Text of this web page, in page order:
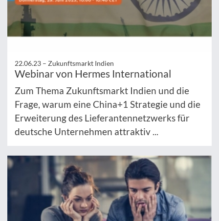
22.06.23 – Zukunftsmarkt Indien
Webinar von Hermes International
Zum Thema Zukunftsmarkt Indien und die
Frage, warum eine China+1 Strategie und die
Erweiterung des Lieferantennetzwerks für
deutsche Unternehmen attraktiv ...